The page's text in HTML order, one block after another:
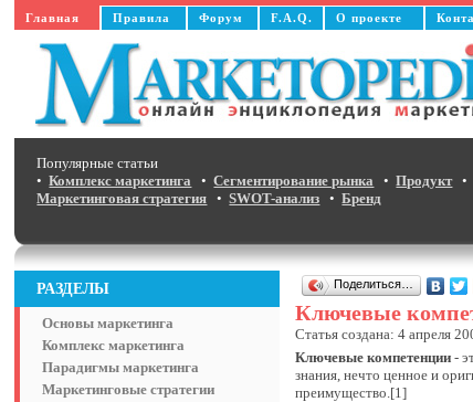
Главная Правила Форум F.A.Q. О проекте
Популярные статьи
•Комплекс маркетинга •Сегментирование рынка •Продукт•
Маркетинговая стратегия •SWOT-анализ •Бренд
РАЗДЕЛЫ
Основы маркетинга
Комплекс маркетинга
Парадигмы маркетинга
Маркетинговые стратегии
Поделиться…
Ключевые
Статья создана: 4 апреля
Ключевые компетенции -
знания, нечто ценное и
преимущество.[1]